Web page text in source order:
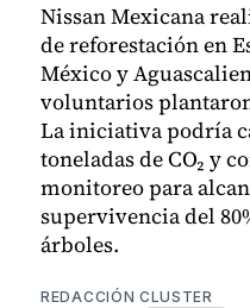
Nissan Mexicana
de reforestación en
México y
voluntarios
La iniciativa podría
toneladas de CO₂ y
monitoreo para
supervivencia del
árboles.
REDACCIÓN CLUSTER